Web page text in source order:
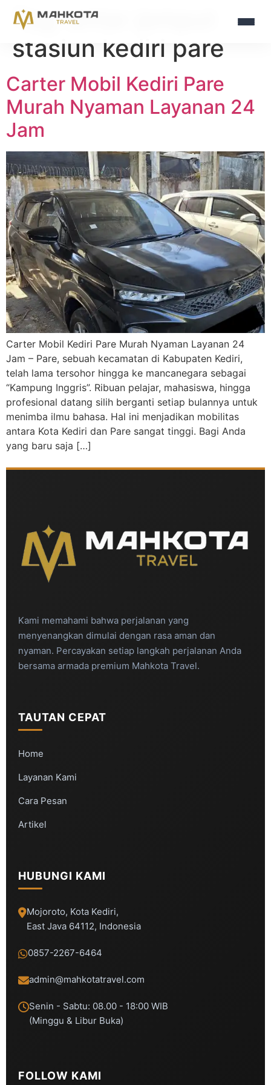
Tag:antar jemput
stasiun kediri pare
Carter Mobil Kediri Pare
Murah Nyaman Layanan 24
Jam
Carter Mobil Kediri Pare Murah Nyaman Layanan 24
Jam – Pare, sebuah kecamatan di Kabupaten Kediri,
telah lama tersohor hingga ke mancanegara sebagai
“Kampung Inggris”. Ribuan pelajar, mahasiswa, hingga
profesional datang silih berganti setiap bulannya untuk
menimba ilmu bahasa. Hal ini menjadikan mobilitas
antara Kota Kediri dan Pare sangat tinggi. Bagi Anda
yang baru saja […]
Kami memahami bahwa perjalanan yang
menyenangkan dimulai dengan rasa aman dan
nyaman. Percayakan setiap langkah perjalanan Anda
bersama armada premium Mahkota Travel.
TAUTAN CEPAT
Home
Layanan Kami
Cara Pesan
Artikel
HUBUNGI KAMI
Mojoroto, Kota Kediri,
East Java 64112, Indonesia
0857-2267-6464
admin@mahkotatravel.com
Senin - Sabtu: 08.00 - 18:00 WIB
(Minggu & Libur Buka)
FOLLOW KAMI